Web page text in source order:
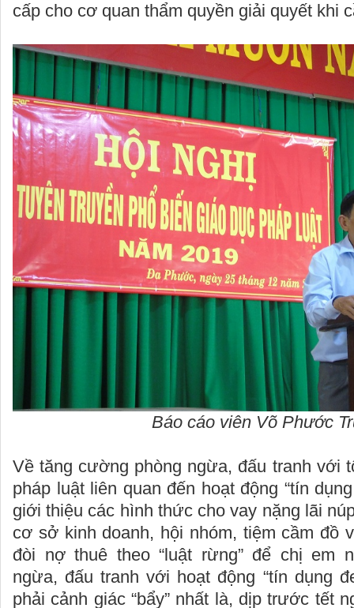
cấp cho cơ quan thẩm quyền giải quyết khi
Báo cáo viên Võ Phước
Về tăng cường phòng ngừa, đấu tranh với
pháp luật liên quan đến hoạt động “tín
giới thiệu các hình thức cho vay nặng lãi
cơ sở kinh doanh, hội nhóm, tiệm cầm đồ
đòi nợ thuê theo “luật rừng” để chị em
ngừa, đấu tranh với hoạt động “tín dụng
phải cảnh giác “bẩy” nhất là, dịp trước tết